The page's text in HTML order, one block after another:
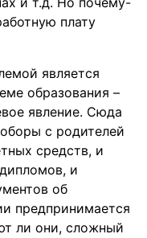
плату
является
образования –
явление. Сюда
с родителей
средств, и
и
об
предпринимается
ли они, сложный